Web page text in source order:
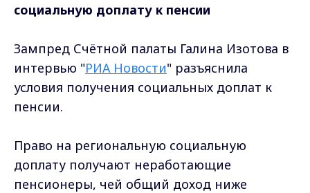
социальную доплату к пенсии
Зампред Счётной палаты Галина Изотова в
интервью "РИА Новости" разъяснила
условия получения социальных доплат к
пенсии.
Право на региональную социальную
доплату получают неработающие
пенсионеры, чей общий доход ниже